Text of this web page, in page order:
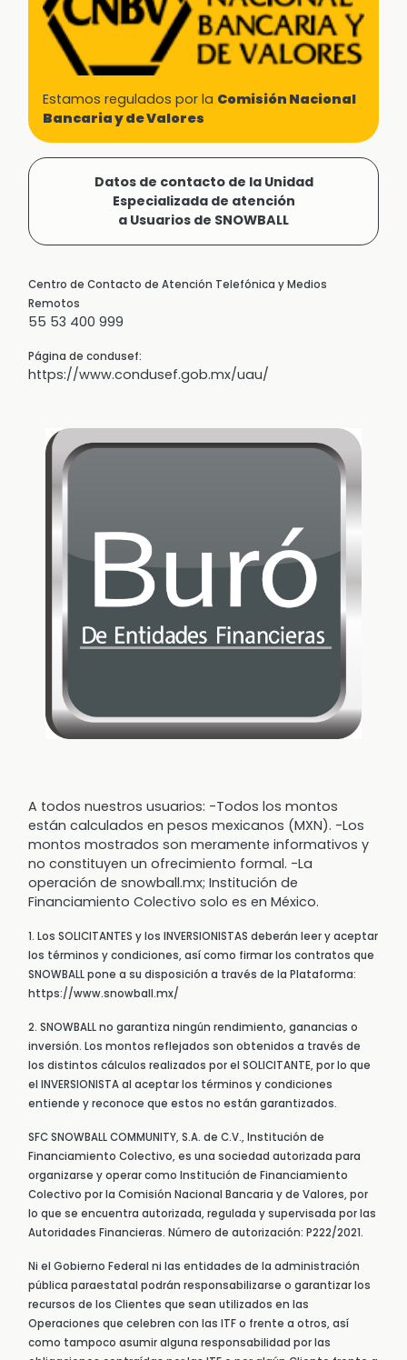
Estamos regulados por la Comisión Nacional
Bancaria y de Valores
Datos de contacto de la Unidad
Especializada de atención
a Usuarios de SNOWBALL
Centro de Contacto de Atención Telefónica y Medios
Remotos
55 53 400 999
Página de condusef:
https://www.condusef.gob.mx/uau/
A todos nuestros usuarios: -Todos los montos
están calculados en pesos mexicanos (MXN). -Los
montos mostrados son meramente informativos y
no constituyen un ofrecimiento formal. -La
operación de snowball.mx; Institución de
Financiamiento Colectivo solo es en México.
1. Los SOLICITANTES y los INVERSIONISTAS deberán leer y aceptar
los términos y condiciones, así como firmar los contratos que
SNOWBALL pone a su disposición a través de la Plataforma:
https://www.snowball.mx/
2. SNOWBALL no garantiza ningún rendimiento, ganancias o
inversión. Los montos reflejados son obtenidos a través de
los distintos cálculos realizados por el SOLICITANTE, por lo que
el INVERSIONISTA al aceptar los términos y condiciones
entiende y reconoce que estos no están garantizados.
SFC SNOWBALL COMMUNITY, S.A. de C.V., Institución de
Financiamiento Colectivo, es una sociedad autorizada para
organizarse y operar como Institución de Financiamiento
Colectivo por la Comisión Nacional Bancaria y de Valores, por
lo que se encuentra autorizada, regulada y supervisada por las
Autoridades Financieras. Número de autorización: P222/2021.
Ni el Gobierno Federal ni las entidades de la administración
pública paraestatal podrán responsabilizarse o garantizar los
recursos de los Clientes que sean utilizados en las
Operaciones que celebren con las ITF o frente a otros, así
como tampoco asumir alguna responsabilidad por las